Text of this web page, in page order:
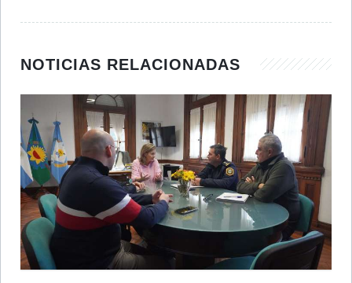
NOTICIAS RELACIONADAS